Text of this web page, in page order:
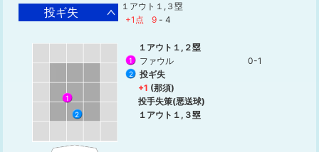
投ギ失
１アウト１,３塁
+1点
9 - 4
1
2
１アウト１,２塁
1 ファウル 0-1
2
投ギ失
+1 (那須)
投手失策(悪送球)
１アウト１,３塁